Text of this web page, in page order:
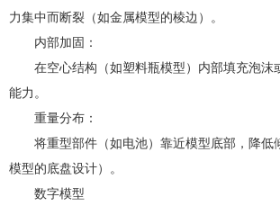
力集中而断裂（如金属模型的棱边）。
内部加固：
在空心结构（如塑料瓶模型）内部填充泡沫
能力。
重量分布：
将重型部件（如电池）靠近模型底部，降低
模型的底盘设计）。
数字模型